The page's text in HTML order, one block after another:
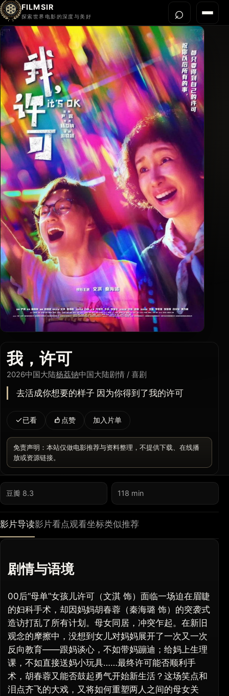
FILMSIR
探索世界电影的深度与美好 菜单
首页
今晚看什么
世界电影节
导演宇宙
影片库
影评与解读
关于我们
⌕打开
我，许可
2026中国大陆杨荔钠中国大陆剧情 / 喜剧
去活成你想要的样子 因为你得到了我的许可
已看 点赞 加入片单
免责声明：本站仅做电影推荐与资料整理，不提供下载、在线播
放或资源链接。
豆瓣 8.3 118 min
影片导读影片看点观看坐标类似推荐
剧情与语境
00后“母单”女孩儿许可（文淇 饰）面临一场迫在眉睫
的妇科手术，却因妈妈胡春蓉（秦海璐 饰）的突袭式
造访打乱了所有计划。母女同居，冲突乍起。在新旧
观念的摩擦中，没想到女儿对妈妈展开了一次又一次
反向教育——跟妈谈心，不如带妈蹦迪；给妈上生理
课，不如直接送妈小玩具……最终许可能否顺利手
术，胡春蓉又能否鼓起勇气开始新生活？这场笑点和
泪点齐飞的大戏，又将如何重塑两人之间的母女关